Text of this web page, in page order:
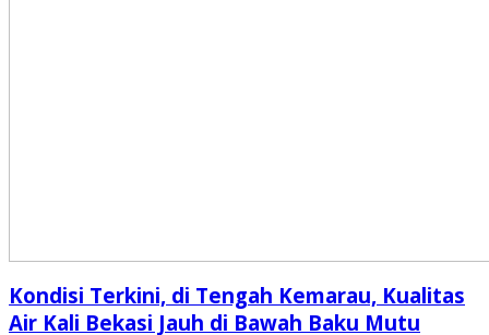
Kondisi Terkini, di Tengah Kemarau, Kualitas
Air Kali Bekasi Jauh di Bawah Baku Mutu